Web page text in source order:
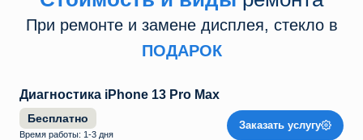
При ремонте и замене дисплея, стекло в
ПОДАРОК
Диагностика iPhone 13 Pro Max
Бесплатно
Время работы: 1-3 дня
Заказать услугу